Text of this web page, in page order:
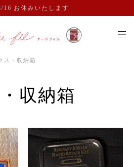
16 お休みいたします
ス・収納箱
収納箱